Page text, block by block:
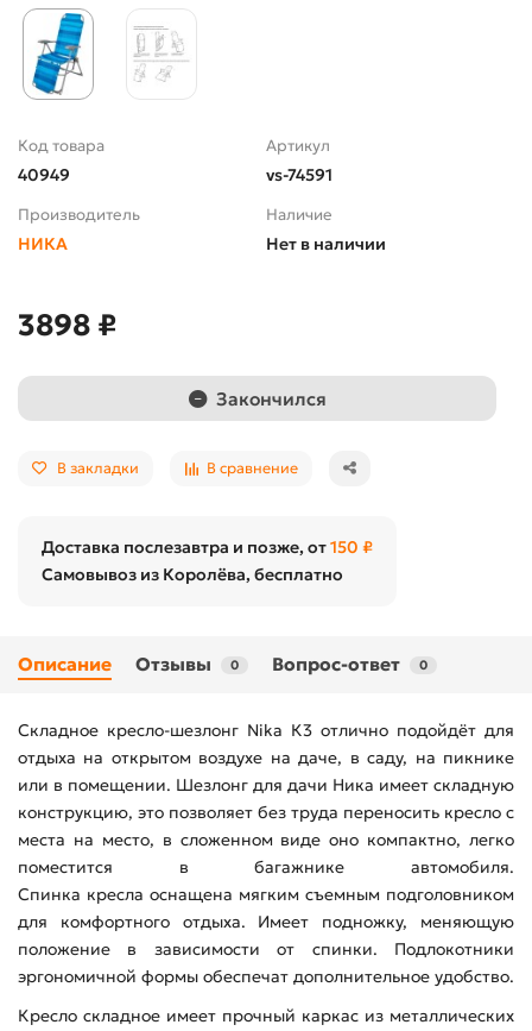
Код товара
40949
Артикул
vs-74591
Производитель
НИКА
Наличие
Нет в наличии
3898 ₽
Закончился
В закладки В сравнение
Доставка послезавтра и позже, от150 ₽
Самовывоз из Королёва, бесплатно
Описание Отзывы 0 Вопрос-ответ 0
Складное кресло-шезлонг Nika К3 отлично подойдёт для
отдыха на открытом воздухе на даче, в саду, на пикнике
или в помещении. Шезлонг для дачи Ника имеет складную
конструкцию, это позволяет без труда переносить кресло с
места на место, в сложенном виде оно компактно, легко
поместится в багажнике автомобиля.
Спинка кресла оснащена мягким съемным подголовником
для комфортного отдыха. Имеет подножку, меняющую
положение в зависимости от спинки. Подлокотники
эргономичной формы обеспечат дополнительное удобство.
Кресло складное имеет прочный каркас из металлических